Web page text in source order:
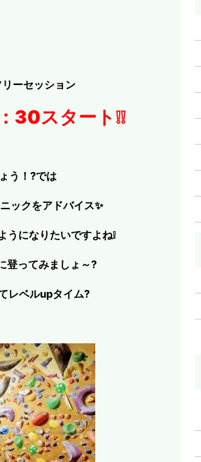
ーセッション
スタート❕❕
う！?では
ックをアドバイス✨
になりたいですよね❕
登ってみましょ～?
レベルupタイム?